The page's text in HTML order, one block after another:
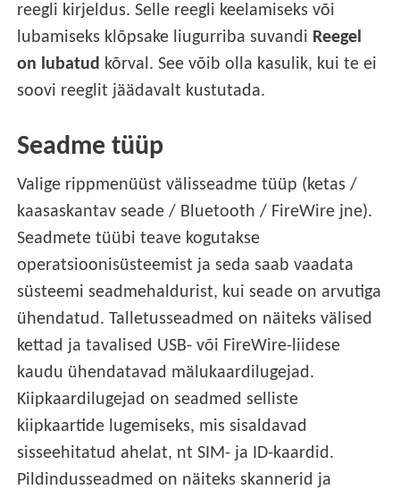
reegli kirjeldus. Selle reegli keelamiseks või
lubamiseks klõpsake liugurriba suvandi Reegel
on lubatud kõrval. See võib olla kasulik, kui te ei
soovi reeglit jäädavalt kustutada.
Seadme tüüp
Valige rippmenüüst välisseadme tüüp (ketas /
kaasaskantav seade / Bluetooth / FireWire jne).
Seadmete tüübi teave kogutakse
operatsioonisüsteemist ja seda saab vaadata
süsteemi seadmehaldurist, kui seade on arvutiga
ühendatud. Talletusseadmed on näiteks välised
kettad ja tavalised USB- või FireWire-liidese
kaudu ühendatavad mälukaardilugejad.
Kiipkaardilugejad on seadmed selliste
kiipkaartide lugemiseks, mis sisaldavad
sisseehitatud ahelat, nt SIM- ja ID-kaardid.
Pildindusseadmed on näiteks skannerid ja